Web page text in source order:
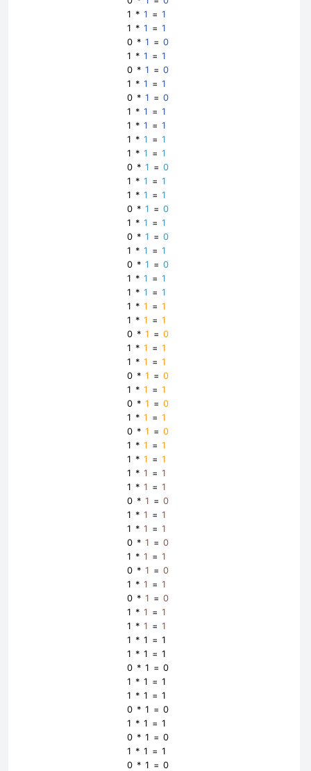
1 *1 =1
1 *1 =1
0 *1 =0
1 *1 =1
0 *1 =0
1 *1 =1
0 *1 =0
1 *1 =1
1 *1 =1
1 *1 =1
1 *1 =1
0 *1 =0
1 *1 =1
1 *1 =1
0 *1 =0
1 *1 =1
0 *1 =0
1 *1 =1
0 *1 =0
1 *1 =1
1 *1 =1
1 *1 =1
1 *1 =1
0 *1 =0
1 *1 =1
1 *1 =1
0 *1 =0
1 *1 =1
0 *1 =0
1 *1 =1
0 *1 =0
1 *1 =1
1 *1 =1
1 *1 =1
1 *1 =1
0 *1 =0
1 *1 =1
1 *1 =1
0 *1 =0
1 *1 =1
0 *1 =0
1 *1 =1
0 *1 =0
1 *1 =1
1 *1 =1
1 *1 =1
1 *1 =1
0 *1 =0
1 *1 =1
1 *1 =1
0 *1 =0
1 *1 =1
0 *1 =0
1 *1 =1
0 *1 =0